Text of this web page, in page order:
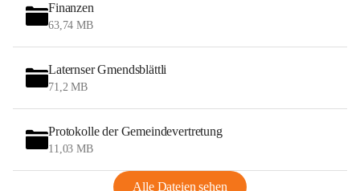
Finanzen
63,74 MB
Laternser Gmendsblättli
71,2 MB
Protokolle der Gemeindevertretung
11,03 MB
Alle Dateien sehen